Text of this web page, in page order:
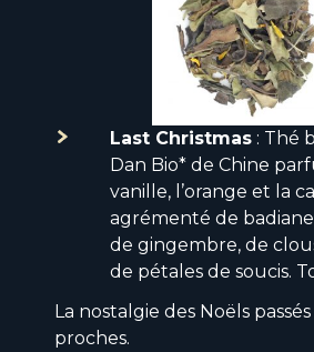
Last Christmas : Thé
Dan Bio* de Chine
vanille, l’orange et la
agrémenté de
de gingembre, de
de pétales de soucis.
La nostalgie des Noëls
proches.